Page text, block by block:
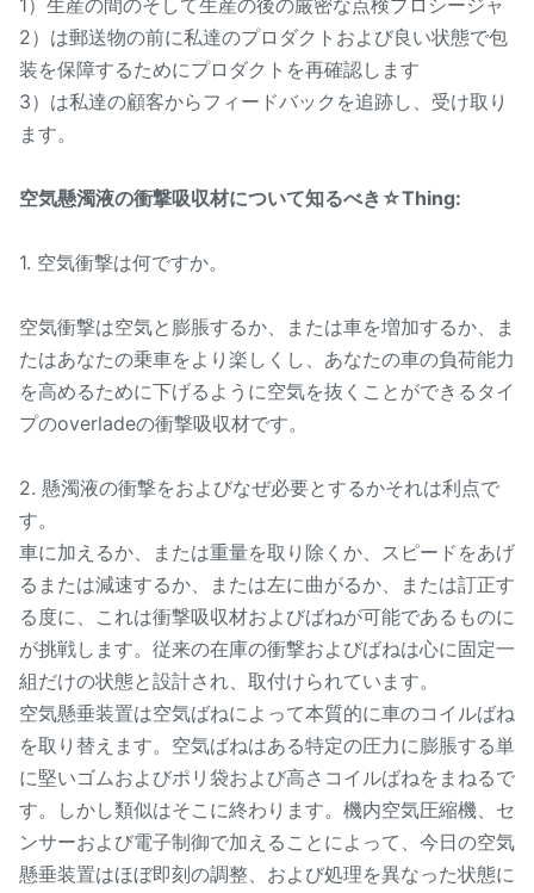
1）生産の間のそして生産の後の厳密な点検プロシージャ
2）は郵送物の前に私達のプロダクトおよび良い状態で包
装を保障するためにプロダクトを再確認します
3）は私達の顧客からフィードバックを追跡し、受け取り
ます。
空気懸濁液の衝撃吸収材について知るべき☆Thing:
1. 空気衝撃は何ですか。
空気衝撃は空気と膨脹するか、または車を増加するか、ま
たはあなたの乗車をより楽しくし、あなたの車の負荷能力
を高めるために下げるように空気を抜くことができるタイ
プのoverladeの衝撃吸収材です。
2. 懸濁液の衝撃をおよびなぜ必要とするかそれは利点で
す。
車に加えるか、または重量を取り除くか、スピードをあげ
るまたは減速するか、または左に曲がるか、または訂正す
る度に、これは衝撃吸収材およびばねが可能であるものに
が挑戦します。従来の在庫の衝撃およびばねは心に固定一
組だけの状態と設計され、取付けられています。
空気懸垂装置は空気ばねによって本質的に車のコイルばね
を取り替えます。空気ばねはある特定の圧力に膨脹する単
に堅いゴムおよびポリ袋および高さコイルばねをまねるで
す。しかし類似はそこに終わります。機内空気圧縮機、セ
ンサーおよび電子制御で加えることによって、今日の空気
懸垂装置はほぼ即刻の調整、および処理を異なった状態に